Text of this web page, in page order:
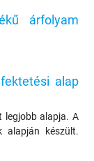
árfolyam
alap
legjobb alapja. A
alapján készült.